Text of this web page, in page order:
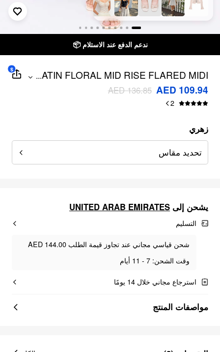
ندعم الدفع عند الاستلام 📦
SATIN FLORAL MID RISE FLARED MIDI
SKIRT
...
AED 109.94
AED 136.85
2
$
زهري
تحديد مقاس
يشحن إلى UNITED ARAB EMIRATES
التسليم
شحن قياسي مجاني عند تجاوز قيمة الطلب AED 144.00
وقت الشحن: 7 - 11 أيام
استرجاع مجاني خلال 14 يومًا
مواصفات المنتج